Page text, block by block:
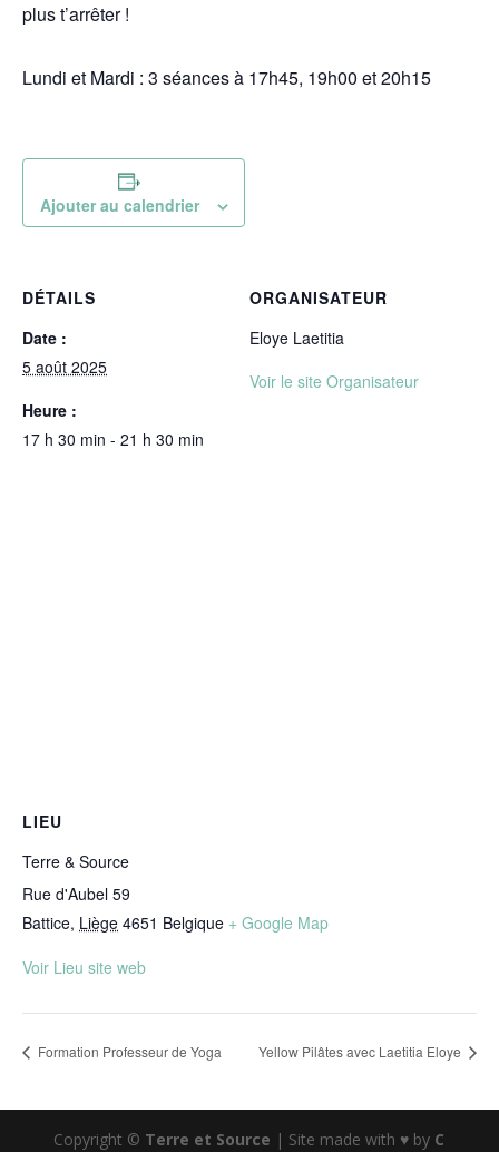
plus t’arrêter !
Lundi et Mardi : 3 séances à 17h45, 19h00 et 20h15
Ajouter au calendrier
DÉTAILS
Date :
5 août 2025
Heure :
17 h 30 min - 21 h 30 min
ORGANISATEUR
Eloye Laetitia
Voir le site Organisateur
LIEU
Terre & Source
Rue d'Aubel 59
Battice, Liège 4651 Belgique + Google Map
Voir Lieu site web
Formation Professeur de Yoga Yellow Pilâtes avec Laetitia Eloye
Copyright © Terre et Source | Site made with ♥ by C